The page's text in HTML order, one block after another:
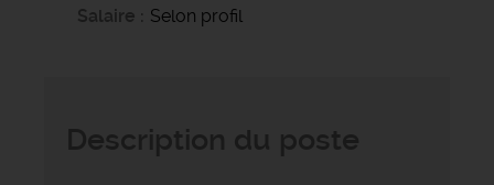
Salaire
Selon profil